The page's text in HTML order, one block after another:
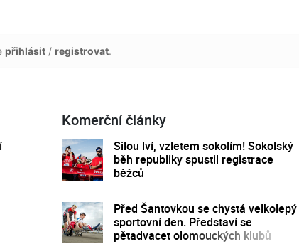
přihlásit / registrovat.
Komerční články
Silou lví, vzletem sokolím! Sokolský
běh republiky spustil registrace
běžců
Před Šantovkou se chystá velkolepý
sportovní den. Představí se
pětadvacet olomouckých klubů